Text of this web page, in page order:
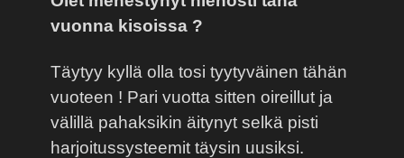
vuonna kisoissa ?
Täytyy kyllä olla tosi tyytyväinen tähän
vuoteen ! Pari vuotta sitten oireillut ja
välillä pahaksikin äitynyt selkä pisti
harjoitussysteemit täysin uusiksi.